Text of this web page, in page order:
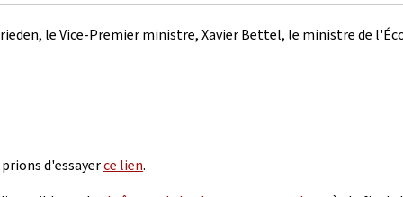
le Vice-Premier ministre, Xavier Bettel, le ministre de
d'essayerce lien.